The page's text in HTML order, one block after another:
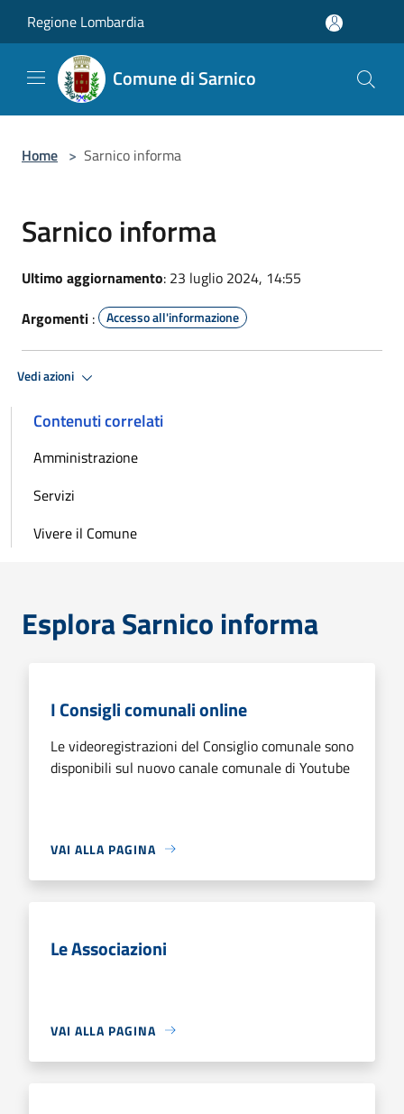
Regione Lombardia
Comune di Sarnico
Home > Sarnico informa
Sarnico informa
Ultimo aggiornamento: 23 luglio 2024, 14:55
Argomenti : Accesso all'informazione
Vedi azioni
Contenuti correlati
Amministrazione
Servizi
Vivere il Comune
Esplora Sarnico informa
I Consigli comunali online
Le videoregistrazioni del Consiglio comunale sono
disponibili sul nuovo canale comunale di Youtube
VAI ALLA PAGINA
Le Associazioni
VAI ALLA PAGINA